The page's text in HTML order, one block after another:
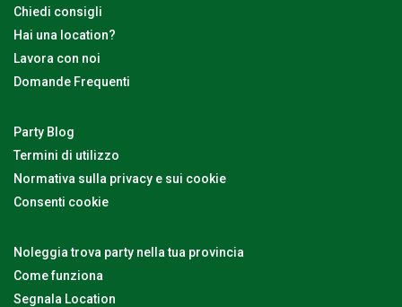
Chiedi consigli
Hai una location?
Lavora con noi
Domande Frequenti
Party Blog
Termini di utilizzo
Normativa sulla privacy e sui cookie
Consenti cookie
Noleggia trova party nella tua provincia
Come funziona
Segnala Location